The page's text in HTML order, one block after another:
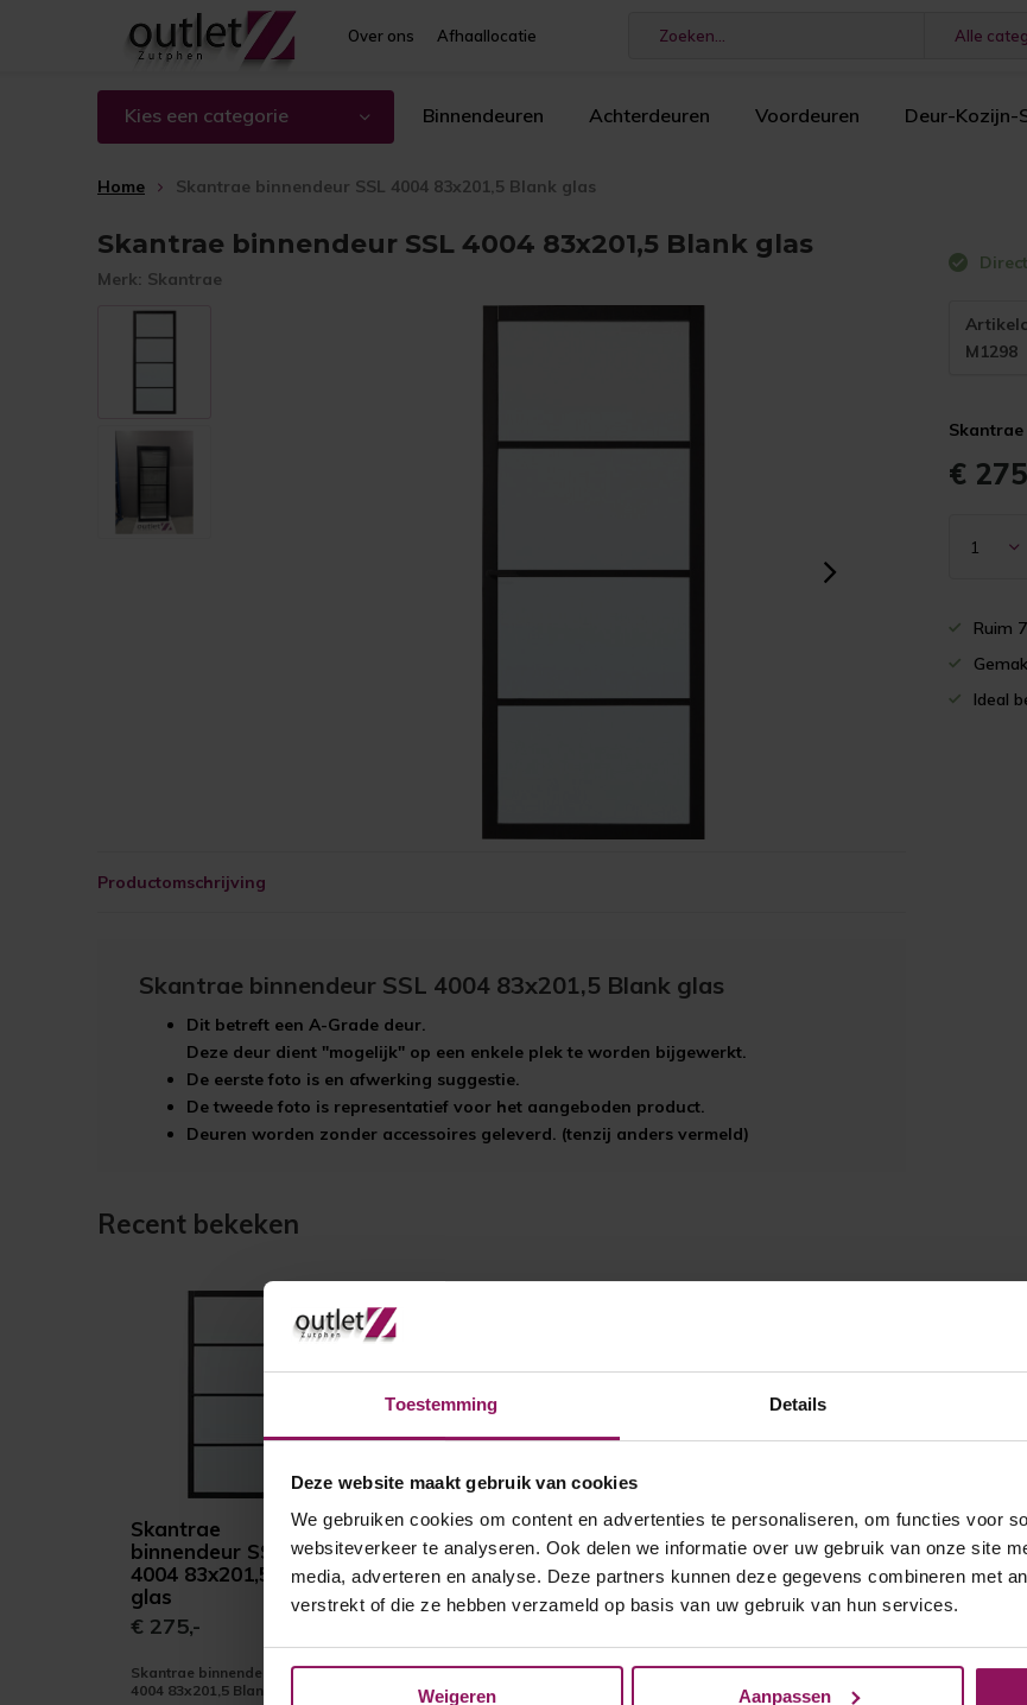
Toestemming Details
Deze website maakt gebruik van cookies
We gebruiken cookies om content en advertenties te personaliseren, om functies voor
websiteverkeer te analyseren. Ook delen we informatie over uw gebruik van onze site
media, adverteren en analyse. Deze partners kunnen deze gegevens combineren met
verstrekt of die ze hebben verzameld op basis van uw gebruik van hun services.
Weigeren Aanpassen
Over ons Afhaallocatie Alle
Kies een categorie Binnendeuren Achterdeuren Voordeuren Deur-Kozijn-
Home Skantrae binnendeur SSL 4004 83x201,5 Blank glas
Skantrae binnendeur SSL 4004 83x201,5 Blank glas
Merk: Skantrae
M1298
Skantrae
€
Ruim
Ideal
Productomschrijving
Skantrae binnendeur SSL 4004 83x201,5 Blank glas
Dit betreft een A-Grade deur.
Deze deur dient "mogelijk" op een enkele plek te worden bijgewerkt.
De eerste foto is en afwerking suggestie.
De tweede foto is representatief voor het aangeboden product.
Deuren worden zonder accessoires geleverd. (tenzij anders vermeld)
Recent bekeken
Skantrae
binnendeur SSL
4004 83x201,5 Blank
glas
€ 275,-
Skantrae binnendeur SSL
4004 83x201,5 Blank glas